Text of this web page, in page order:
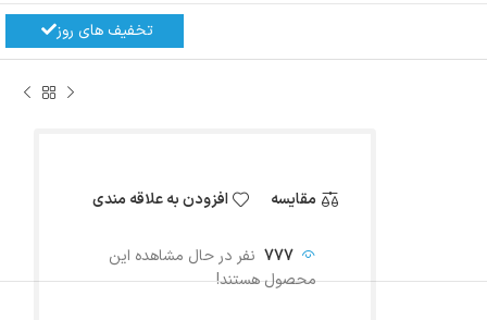
تخفیف های روز
مقایسه افزودن به علاقه مندی
777 نفر در حال مشاهده این
محصول هستند!